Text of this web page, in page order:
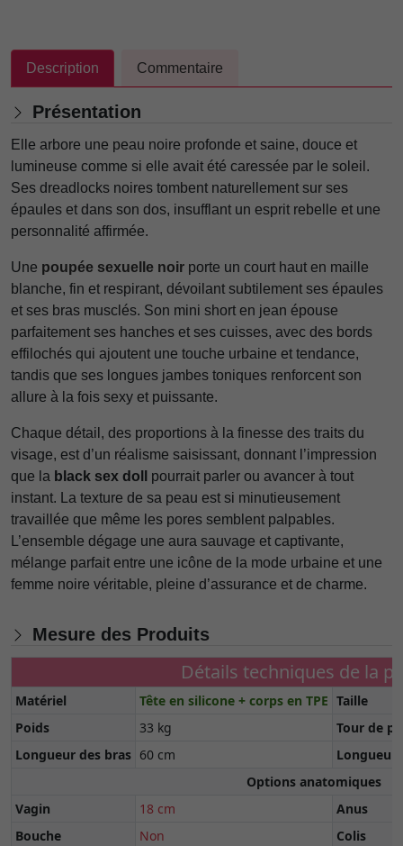
Description Commentaire
Présentation
Elle arbore une peau noire profonde et saine, douce et
lumineuse comme si elle avait été caressée par le soleil.
Ses dreadlocks noires tombent naturellement sur ses
épaules et dans son dos, insufflant un esprit rebelle et une
personnalité affirmée.
Une poupée sexuelle noir porte un court haut en maille
blanche, fin et respirant, dévoilant subtilement ses épaules
et ses bras musclés. Son mini short en jean épouse
parfaitement ses hanches et ses cuisses, avec des bords
effilochés qui ajoutent une touche urbaine et tendance,
tandis que ses longues jambes toniques renforcent son
allure à la fois sexy et puissante.
Chaque détail, des proportions à la finesse des traits du
visage, est d’un réalisme saisissant, donnant l’impression
que la black sex doll
pourrait parler ou avancer à tout
instant. La texture de sa peau est si minutieusement
travaillée que même les pores semblent palpables.
L’ensemble dégage une aura sauvage et captivante,
mélange parfait entre une icône de la mode urbaine et une
femme noire véritable, pleine d’assurance et de charme.
Mesure des Produits
Détails techniques de la
Matériel Tête en silicone + corps en TPE Taille
Poids
33 kg
Tour de
Longueur des bras 60 cm
Longueur
Options anatomiques
Vagin
18 cm
Anus
Bouche
Non Colis